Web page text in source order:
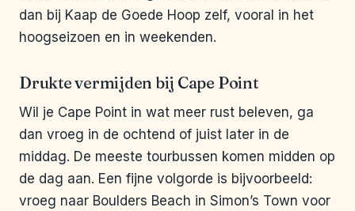
dan bij Kaap de Goede Hoop zelf, vooral in het
hoogseizoen en in weekenden.
Drukte vermijden bij Cape Point
Wil je Cape Point in wat meer rust beleven, ga
dan vroeg in de ochtend of juist later in de
middag. De meeste tourbussen komen midden op
de dag aan. Een fijne volgorde is bijvoorbeeld:
vroeg naar Boulders Beach in Simon’s Town voor